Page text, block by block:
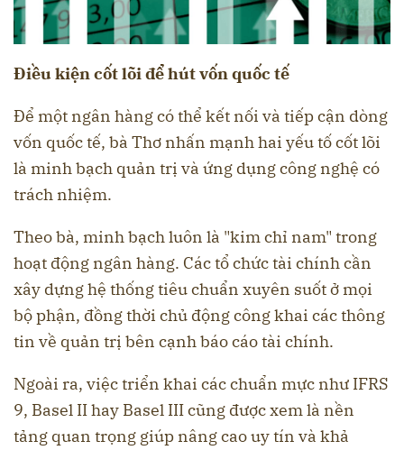
Điều kiện cốt lõi để hút vốn quốc tế
Để một ngân hàng có thể kết nối và tiếp cận dòng
vốn quốc tế, bà Thơ nhấn mạnh hai yếu tố cốt lõi
là minh bạch quản trị và ứng dụng công nghệ có
trách nhiệm.
Theo bà, minh bạch luôn là "kim chỉ nam" trong
hoạt động ngân hàng. Các tổ chức tài chính cần
xây dựng hệ thống tiêu chuẩn xuyên suốt ở mọi
bộ phận, đồng thời chủ động công khai các thông
tin về quản trị bên cạnh báo cáo tài chính.
Ngoài ra, việc triển khai các chuẩn mực như IFRS
9, Basel II hay Basel III cũng được xem là nền
tảng quan trọng giúp nâng cao uy tín và khả